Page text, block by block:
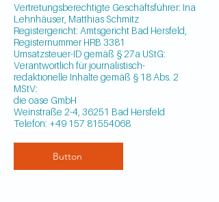
Vertretungsberechtigte Geschäftsführer: Ina
Lehnhäuser, Matthias Schmitz
Registergericht: Amtsgericht Bad Hersfeld,
Registernummer HRB 3381
Umsatzsteuer-ID gemäß § 27a UStG:
Verantwortlich für journalistisch-
redaktionelle Inhalte gemäß § 18 Abs. 2
MStV:
die oase GmbH
Weinstraße 2-4, 36251 Bad Hersfeld
Telefon: +49 157 81554068
Button